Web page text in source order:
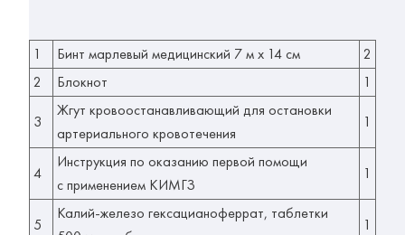
1 Бинт марлевый медицинский 7 м х 14 см
2
2
Блокнот 1
3
Жгут кровоостанавливающий для остановки
артериального кровотечения
1
4
Инструкция по оказанию первой помощи
с применением КИМГЗ
1
5
Калий-железо гексацианоферрат, таблетки
1